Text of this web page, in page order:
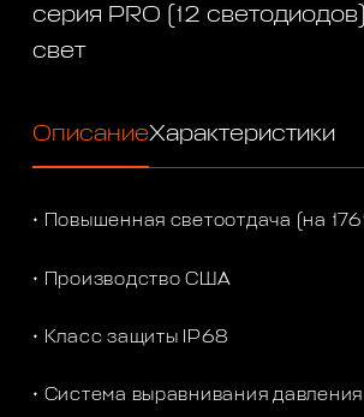
серия PRO (12
свет
ОписаниеХарактеристики
• Повышенная светоотдача (на
• Производство США
• Класс защиты IP68
• Система выравнивания давления